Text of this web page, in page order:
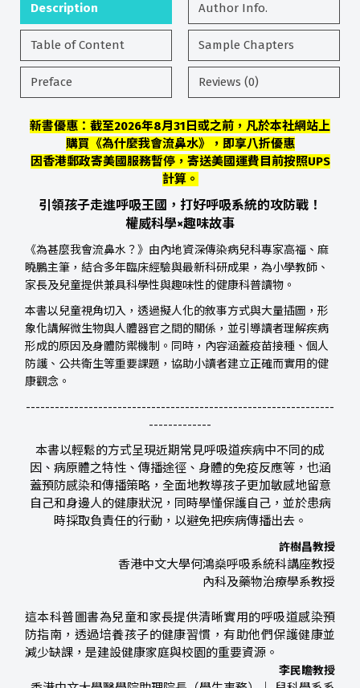
Description Author Info.
Table of Content Sample Chapters
Preface Reviews (0)
新書優惠：截至2026年8月31日或之前，凡於本社網站上
購買《為什麼我會流鼻水》，即享八折優惠
因香港郵政寄美國服務暫停，寄送美國運費目前按照UPS
計算。
引領孩子走進呼吸王國，打好呼吸系統的攻防戰！
權威科學×趣味故事
《為甚麼我會流鼻水？》由內地資深傳染病兒科專家高福、麻
曉鵬主筆，結合多年臨床經驗與最新科研成果，為小學教師、
家長及兒童提供兼具科學性與趣味性的健康科普讀物。
本書以兒童視角切入，透過擬人化的敘事方式與大量插圖，形
象化講解微生物與人體器官之間的關係，並引導讀者理解疾病
形成的原因及身體防禦機制。同時，內容涵蓋疫苗接種、個人
防護、公共衛生等重要課題，協助小讀者建立正確而實用的健
康觀念。
----------------------------------------------------------------
-------------
本書以輕鬆的方式呈現近期常見呼吸道疾病中不同的成
因、病原體之特性、傳播途徑、身體的免疫反應等，也涵
蓋預防感染和傳播策略，全面地教導孩子更加敏感地留意
自己和身邊人的健康狀況，同時學懂保護自己，並於患病
時採取負責任的行動，以避免把疾病傳播出去。
許樹昌教授
香港中文大學何鴻燊呼吸系統科講座教授
內科及藥物治療學系教授
這本科普圖書為兒童和家長提供清晰實用的呼吸道感染預
防指南，透過培養孩子的健康習慣，有助他們保護健康並
減少缺課，是建設健康家庭與校園的重要資源。
李民瞻教授